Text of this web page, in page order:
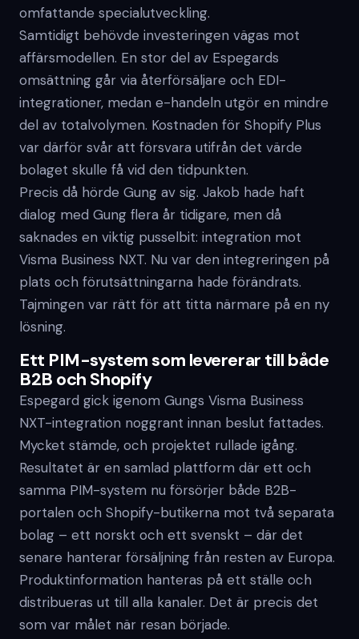
omfattande specialutveckling.
Samtidigt behövde investeringen vägas mot
affärsmodellen. En stor del av Espegards
omsättning går via återförsäljare och EDI-
integrationer, medan e-handeln utgör en mindre
del av totalvolymen. Kostnaden för Shopify Plus
var därför svår att försvara utifrån det värde
bolaget skulle få vid den tidpunkten.
Precis då hörde Gung av sig. Jakob hade haft
dialog med Gung flera år tidigare, men då
saknades en viktig pusselbit: integration mot
Visma Business NXT. Nu var den integreringen på
plats och förutsättningarna hade förändrats.
Tajmingen var rätt för att titta närmare på en ny
lösning.
Ett PIM-system som levererar till både
B2B och Shopify
Espegard gick igenom Gungs Visma Business
NXT-integration noggrant innan beslut fattades.
Mycket stämde, och projektet rullade igång.
Resultatet är en samlad plattform där ett och
samma PIM-system nu försörjer både B2B-
portalen och Shopify-butikerna mot två separata
bolag – ett norskt och ett svenskt – där det
senare hanterar försäljning från resten av Europa.
Produktinformation hanteras på ett ställe och
distribueras ut till alla kanaler. Det är precis det
som var målet när resan började.